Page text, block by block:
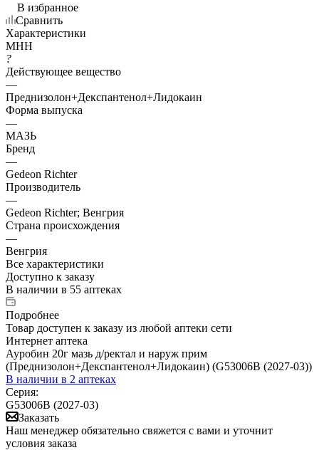
В избранное
Сравнить
Характеристики
МНН
?
Действующее вещество
—
Преднизолон+Декспантенол+Лидокаин
Форма выпуска
—
МАЗЬ
Бренд
—
Gedeon Richter
Производитель
—
Gedeon Richter; Венгрия
Страна происхождения
—
Венгрия
Все характеристики
Доступно к заказу
В наличии в 55 аптеках
Подробнее
Товар доступен к заказу из любой аптеки сети
Интернет аптека
Ауробин 20г мазь д/ректал и наруж прим
(Преднизолон+Декспантенол+Лидокаин) (G53006B (2027-03))
В наличии в 2 аптеках
Серия:
G53006B (2027-03)
Заказать
Наш менеджер обязательно свяжется с вами и уточнит
условия заказа